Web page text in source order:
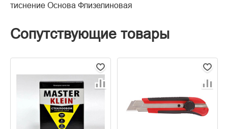
тиснение Основа Флизелиновая
Сопутствующие товары